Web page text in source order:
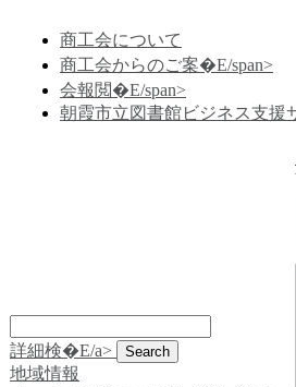
商工会について
商工会からのご案�E/span>
会報閲�E/span>
朝霞市立図書館ビジネス支援
詳細検�E/a>
地域情報